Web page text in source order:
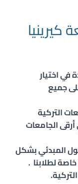
اختيار
جميع
التركية
الجامعات
المبدئي بشكل
لطلابنا .